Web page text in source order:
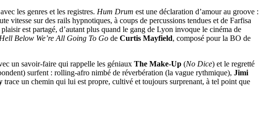
les genres et les registres. Hum Drum est une déclaration d’amour au groove :
vitesse sur des rails hypnotiques, à coups de percussions tendues et de Farfisa
plaisir est partagé, d’autant plus quand le gang de Lyon invoque le cinéma de
Below We’re All Going To Go de Curtis Mayfield, composé pour la BO de
un savoir-faire qui rappelle les géniaux The Make-Up (No Dice) et le regretté
surfent : rolling-afro nimbé de réverbération (la vague rythmique), Jimi
trace un chemin qui lui est propre, cultivé et toujours surprenant, à tel point que